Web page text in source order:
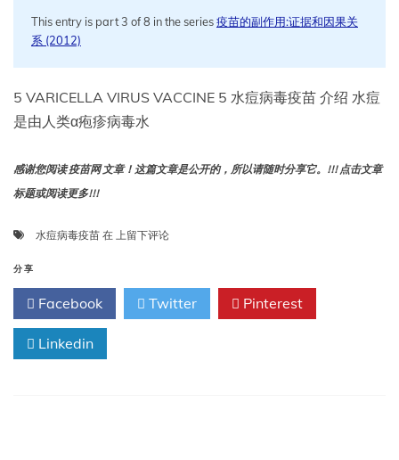
毒
疫
量
This entry is part 3 of 8 in the series疫苗的副作用:证据和因果关
系 (2012)
5 VARICELLA VIRUS VACCINE 5 水痘病毒疫苗 介绍 水痘
是由人类α疱疹病毒水
感谢您阅读 疫苗网 文章！这篇文章是公开的，所以请随时分享它。!!! 点击文章
标题或阅读更多!!!
水痘病毒疫苗 在 5
病
疫
上留下评论
分享
Facebook Twitter Pinterest
Linkedin